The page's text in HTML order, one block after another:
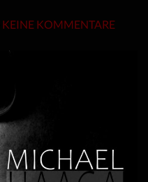
KEINE KOMMENTARE